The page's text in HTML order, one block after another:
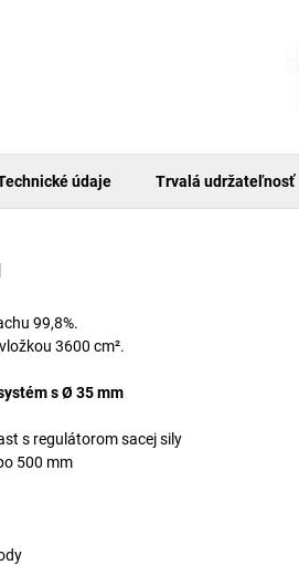
údaje Trvalá udržateľnosť
99,8%.
3600 cm².
s Ø 35 mm
s regulátorom sacej sily
500 mm